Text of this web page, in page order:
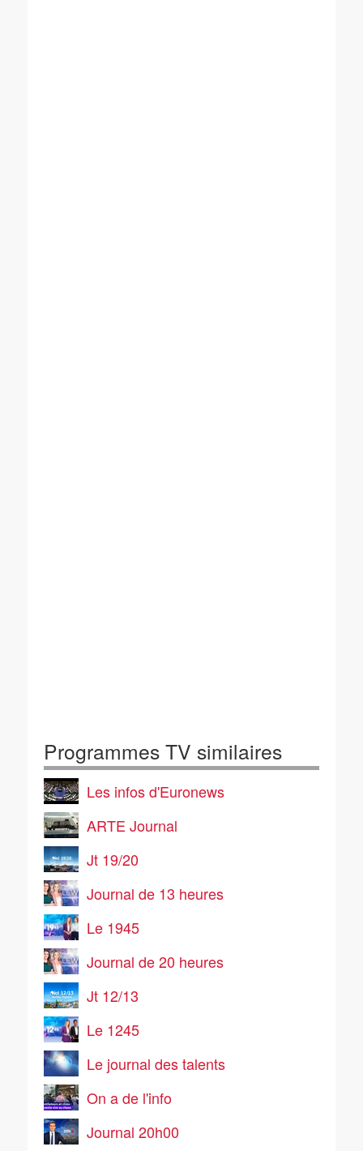
Programmes TV similaires
Les infos d'Euronews
ARTE Journal
Jt 19/20
Journal de 13 heures
Le 1945
Journal de 20 heures
Jt 12/13
Le 1245
Le journal des talents
On a de l'info
Journal 20h00